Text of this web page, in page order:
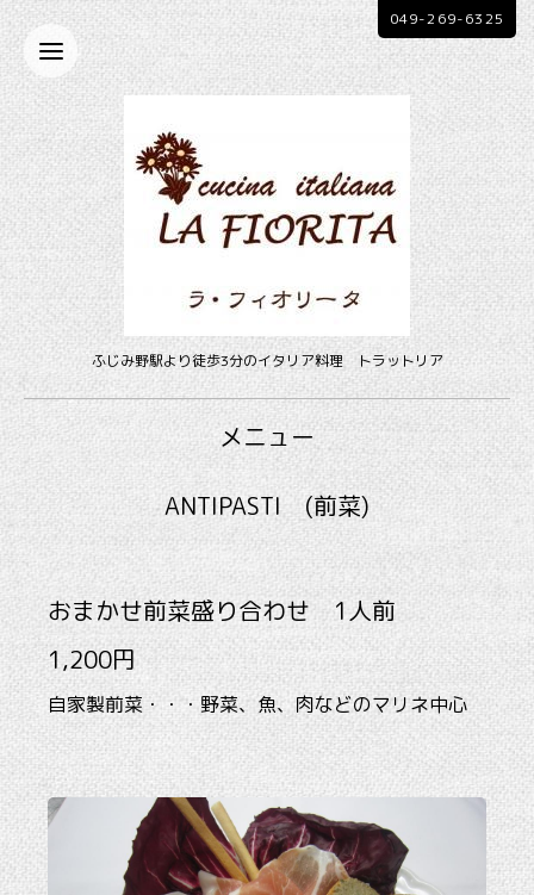
ふじみ野駅より徒歩3分のイタリア料理 トラットリア
049-269-6325
メニュー
ANTIPASTI (前菜)
おまかせ前菜盛り合わせ 1人前
1,200円
自家製前菜・・・野菜、魚、肉などのマリネ中心